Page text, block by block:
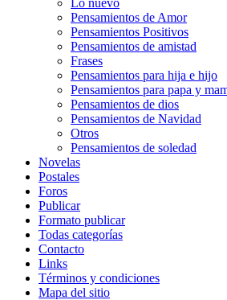
Pensamientos de Amor
Pensamientos Positivos
Pensamientos de amistad
Frases
Pensamientos para hija e hijo
Pensamientos para papa y
Pensamientos de dios
Pensamientos de Navidad
Otros
Pensamientos de soledad
Novelas
Postales
Foros
Publicar
Formato publicar
Todas categorías
Contacto
Links
Términos y condiciones
Mapa del sitio